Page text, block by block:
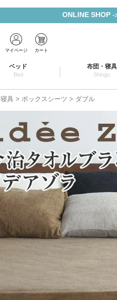
ONLINE SHOP -
マイページ カート
ベッド
Bed
布団・寝具
Shingu
寝具 ボックスシーツ ダブル